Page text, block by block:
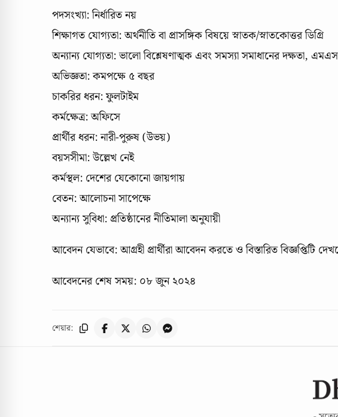
পদসংখ্যা: নির্ধারিত নয়
শিক্ষাগত যোগ্যতা: অর্থনীতি বা প্রাসঙ্গিক বিষয়ে স্নাতক/স্নাতকোত্তর ডিগ্রি
অন্যান্য যোগ্যতা: ভালো বিশ্লেষণাত্মক এবং সমস্যা সমাধানের দক্ষতা,
অভিজ্ঞতা: কমপক্ষে ৫ বছর
চাকরির ধরন: ফুলটাইম
কর্মক্ষেত্র: অফিসে
প্রার্থীর ধরন: নারী-পুরুষ (উভয়)
বয়সসীমা: উল্লেখ নেই
কর্মস্থল: দেশের যেকোনো জায়গায়
বেতন: আলোচনা সাপেক্ষে
অন্যান্য সুবিধা: প্রতিষ্ঠানের নীতিমালা অনুযায়ী
আবেদন যেভাবে: আগ্রহী প্রার্থীরা আবেদন করতে ও বিস্তারিত বিজ্ঞপ্তিটি
আবেদনের শেষ সময়: ০৮ জুন ২০২৪
শেয়ার: